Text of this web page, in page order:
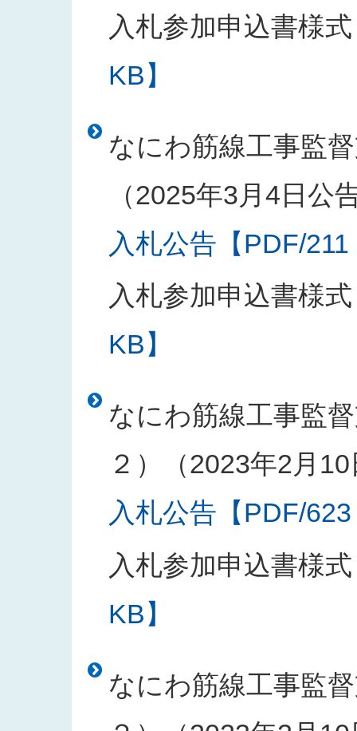
入札参加申込書様式
KB】
なにわ筋線工事監
（2025年3月4日公
入札公告【PDF/
入札参加申込書様式
KB】
なにわ筋線工事監
２）（2023年2月
入札公告【PDF/
入札参加申込書様式
KB】
なにわ筋線工事監